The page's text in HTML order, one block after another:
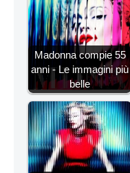
Madonna compie 55
anni - Le immagini più
belle